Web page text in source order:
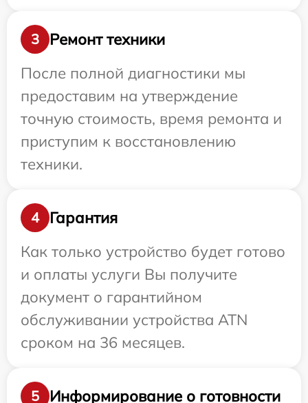
3
Ремонт техники
После полной диагностики мы
предоставим на утверждение
точную стоимость, время ремонта и
приступим к восстановлению
техники.
4
Гарантия
Как только устройство будет готово
и оплаты услуги Вы получите
документ о гарантийном
обслуживании устройства ATN
сроком на 36 месяцев.
5 Информирование о готовности